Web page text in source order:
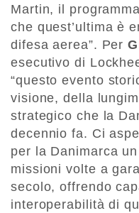
Martin, il
che quest’ultima è
difesa aerea”. Per
esecutivo di
“questo evento
visione, della
strategico che la
decennio fa. Ci
per la Danimarca
missioni volte a
secolo, offrendo
interoperabilità di